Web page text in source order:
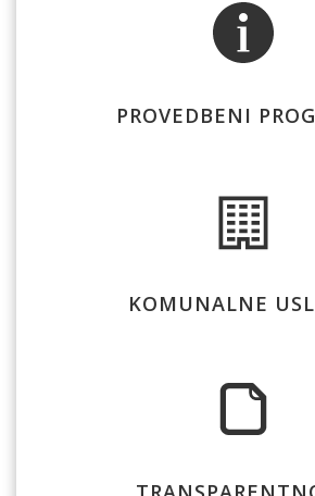
PROVEDBENI
KOMUNALNE